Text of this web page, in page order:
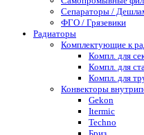
Сепараторы /
ФГО / Грязевики
Радиаторы
Комплектующие к
Компл. для
Компл. для
Компл. для
Конвекторы
Gekon
Itermic
Techno